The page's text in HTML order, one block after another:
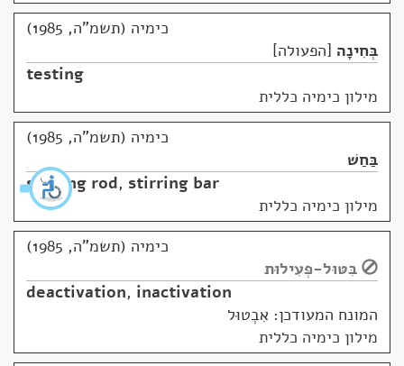
כימיה (תשמ"ה, 1985)
בְּחִינָה הפעולה
testing
מילון כימיה כללית
כימיה (תשמ"ה, 1985)
בַּחַשׁ
stirring rod, stirring bar
מילון כימיה כללית
כימיה (תשמ"ה, 1985)
בִּטּוּל-פְּעִילוּת
deactivation, inactivation
המונח המעודכן: אִבְטוּל
מילון כימיה כללית